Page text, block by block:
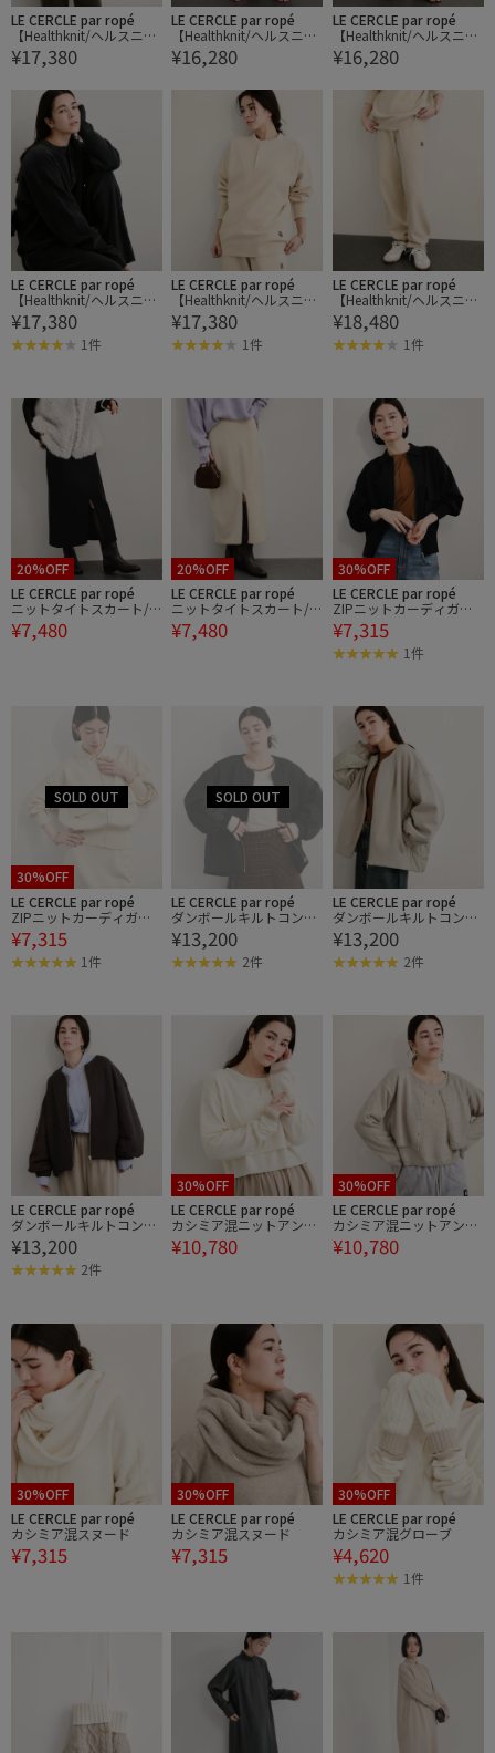
LE CERCLE par ropé
【Healthknit/ヘルスニッ
ト】Silky Mole Knit Cardi
gan/セットアップ対応
¥17,380
LE CERCLE par ropé
【Healthknit/ヘルスニッ
ト】Silky Mole Knit Pant
s/セットアップ対応
¥16,280
LE CERCLE par ropé
【Healthknit/ヘルスニッ
ト】Silky Mole Knit Pant
s/セットアップ対応
¥16,280
LE CERCLE par ropé
【Healthknit/ヘルスニッ
ト】Silky Mole Knit Henly
L/S
¥17,380
1件
LE CERCLE par ropé
【Healthknit/ヘルスニッ
ト】Silky Mole Knit Henly
L/S
¥17,380
1件
LE CERCLE par ropé
【Healthknit/ヘルスニッ
ト】Silky Mole Knit Pant
s/セットアップ対応
¥18,480
1件
20%OFF
LE CERCLE par ropé
ニットタイトスカート/
セットアップ対応
¥7,480
20%OFF
LE CERCLE par ropé
ニットタイトスカート/
セットアップ対応
¥7,480
30%OFF
LE CERCLE par ropé
ZIPニットカーディガン/
セットアップ対応
¥7,315
1件
30%OFF
LE CERCLE par ropé
ZIPニットカーディガン/
セットアップ対応
¥7,315
1件
LE CERCLE par ropé
ダンボールキルトコンビ
ブルゾン
¥13,200
2件
LE CERCLE par ropé
ダンボールキルトコンビ
ブルゾン
¥13,200
2件
LE CERCLE par ropé
ダンボールキルトコンビ
ブルゾン
¥13,200
2件
30%OFF
LE CERCLE par ropé
カシミア混ニットアンサ
ンブル
¥10,780
30%OFF
LE CERCLE par ropé
カシミア混ニットアンサ
ンブル
¥10,780
30%OFF
LE CERCLE par ropé
カシミア混スヌード
¥7,315
30%OFF
LE CERCLE par ropé
カシミア混スヌード
¥7,315
30%OFF
LE CERCLE par ropé
カシミア混グローブ
¥4,620
1件